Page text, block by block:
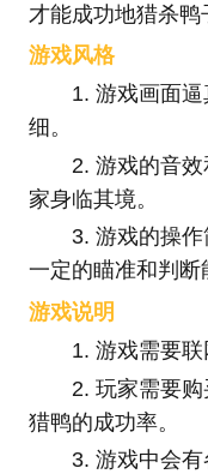
才能成功地猎杀鸭
游戏风格
1. 游戏画面
细。
2. 游戏的音
家身临其境。
3. 游戏的操
一定的瞄准和判断
游戏说明
1. 游戏需要联
2. 玩家需要
猎鸭的成功率。
3. 游戏中会